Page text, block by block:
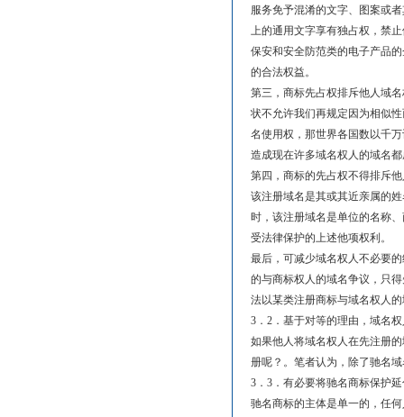
服务免予混淆的文字、图案或
上的通用文字享有独占权，禁
保安和安全防范类的电子产品的
的合法权益。
第三，商标先占权排斥他人域
状不允许我们再规定因为相似
名使用权，那世界各国数以千
造成现在许多域名权人的域名
第四，商标的先占权不得排斥
该注册域名是其或其近亲属的
时，该注册域名是单位的名称
受法律保护的上述他项权利。
最后，可减少域名权人不必要
的与商标权人的域名争议，只
法以某类注册商标与域名权人
3．2．基于对等的理由，域名
如果他人将域名权人在先注册
册呢？。笔者认为，除了驰名
3．3．有必要将驰名商标保护
驰名商标的主体是单一的，任